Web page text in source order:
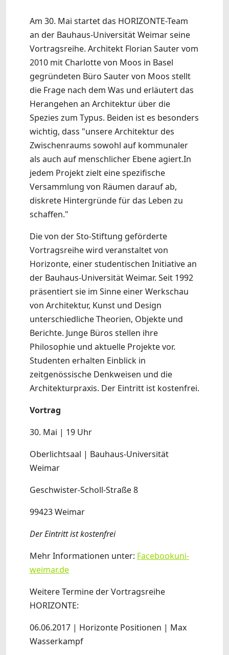
Am 30. Mai startet das HORIZONTE-Team
an der Bauhaus-Universität Weimar seine
Vortragsreihe. Architekt Florian Sauter vom
2010 mit Charlotte von Moos in Basel
gegründeten Büro Sauter von Moos stellt
die Frage nach dem Was und erläutert das
Herangehen an Architektur über die
Spezies zum Typus. Beiden ist es besonders
wichtig, dass "unsere Architektur des
Zwischenraums sowohl auf kommunaler
als auch auf menschlicher Ebene agiert.In
jedem Projekt zielt eine spezifische
Versammlung von Räumen darauf ab,
diskrete Hintergründe für das Leben zu
schaffen."
Die von der Sto-Stiftung geförderte
Vortragsreihe wird veranstaltet von
Horizonte, einer studentischen Initiative an
der Bauhaus-Universität Weimar. Seit 1992
präsentiert sie im Sinne einer Werkschau
von Architektur, Kunst und Design
unterschiedliche Theorien, Objekte und
Berichte. Junge Büros stellen ihre
Philosophie und aktuelle Projekte vor.
Studenten erhalten Einblick in
zeitgenössische Denkweisen und die
Architekturpraxis. Der Eintritt ist kostenfrei.
Vortrag
30. Mai | 19 Uhr
Oberlichtsaal | Bauhaus-Universität
Weimar
Geschwister-Scholl-Straße 8
99423 Weimar
Der Eintritt ist kostenfrei
Mehr Informationen unter: Facebookuni-
weimar.de
Weitere Termine der Vortragsreihe
HORIZONTE:
06.06.2017 | Horizonte Positionen | Max
Wasserkampf